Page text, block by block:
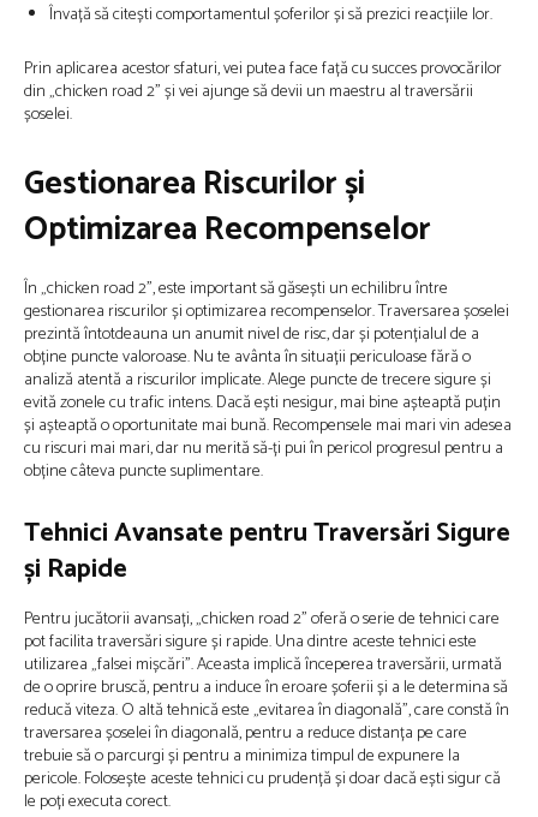
Învață să citești comportamentul șoferilor și să prezici reacțiile lor.
Prin aplicarea acestor sfaturi, vei putea face față cu succes provocărilor
din „chicken road 2” și vei ajunge să devii un maestru al traversării
șoselei.
Gestionarea Riscurilor și
Optimizarea Recompenselor
În „chicken road 2”, este important să găsești un echilibru între
gestionarea riscurilor și optimizarea recompenselor. Traversarea șoselei
prezintă întotdeauna un anumit nivel de risc, dar și potențialul de a
obține puncte valoroase. Nu te avânta în situații periculoase fără o
analiză atentă a riscurilor implicate. Alege puncte de trecere sigure și
evită zonele cu trafic intens. Dacă ești nesigur, mai bine așteaptă puțin
și așteaptă o oportunitate mai bună. Recompensele mai mari vin adesea
cu riscuri mai mari, dar nu merită să-ți pui în pericol progresul pentru a
obține câteva puncte suplimentare.
Tehnici Avansate pentru Traversări Sigure
și Rapide
Pentru jucătorii avansați, „chicken road 2” oferă o serie de tehnici care
pot facilita traversări sigure și rapide. Una dintre aceste tehnici este
utilizarea „falsei mișcări”. Aceasta implică începerea traversării, urmată
de o oprire bruscă, pentru a induce în eroare șoferii și a le determina să
reducă viteza. O altă tehnică este „evitarea în diagonală”, care constă în
traversarea șoselei în diagonală, pentru a reduce distanța pe care
trebuie să o parcurgi și pentru a minimiza timpul de expunere la
pericole. Folosește aceste tehnici cu prudență și doar dacă ești sigur că
le poți executa corect.